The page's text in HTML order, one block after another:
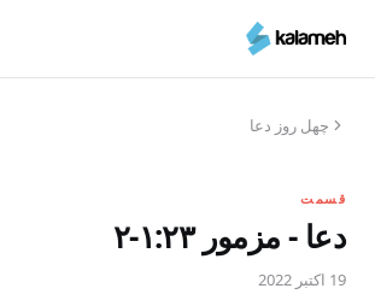
محتوای
چهل روز دعا
قسمت
دعا - مزمور ۱:۲۳-۲
19 اکتبر 2022